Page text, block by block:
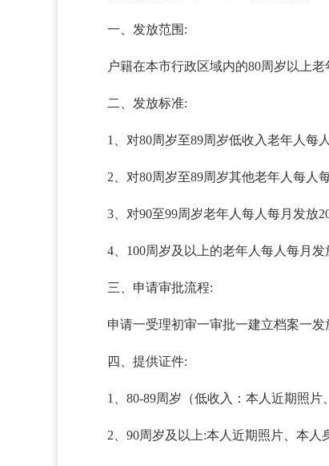
一、发放范围:
户籍在本市行政区域内的80周岁以上老
二、发放标准:
1、对80周岁至89周岁低收入老年人每
2、对80周岁至89周岁其他老年人每人
3、对90至99周岁老年人每人每月发放
4、100周岁及以上的老年人每人每月发
三、申请审批流程:
申请一受理初审一审批一建立档案一发
四、提供证件:
1、80-89周岁（低收入：本人近期照
2、90周岁及以上:本人近期照片、本人